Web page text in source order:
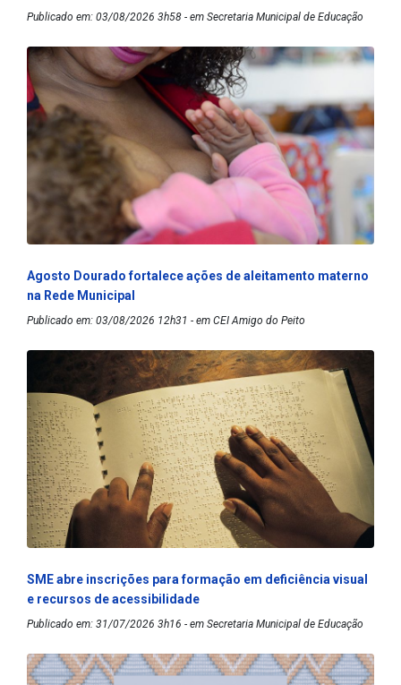
Publicado em: 03/08/2026 3h58 - em Secretaria Municipal de Educação
Agosto Dourado fortalece ações de aleitamento materno
na Rede Municipal
Publicado em: 03/08/2026 12h31 - em CEI Amigo do Peito
SME abre inscrições para formação em deficiência visual
e recursos de acessibilidade
Publicado em: 31/07/2026 3h16 - em Secretaria Municipal de Educação